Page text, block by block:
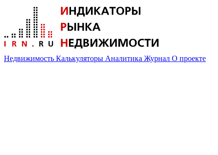
Недвижимость Калькуляторы Аналитика Журнал О проекте